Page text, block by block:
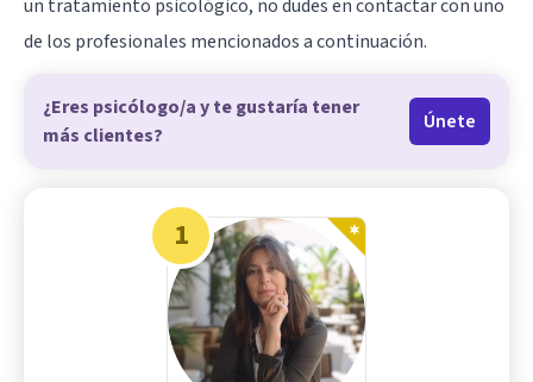
un tratamiento psicológico, no dudes en contactar con uno
de los profesionales mencionados a continuación.
¿Eres psicólogo/a y te gustaría tener
más clientes?
Únete
1